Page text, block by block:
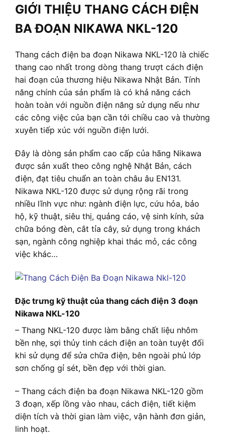
GIỚI THIỆU THANG CÁCH ĐIỆN
BA ĐOẠN NIKAWA NKL-120
Thang cách điện ba đoạn Nikawa NKL-120 là chiếc
thang cao nhất trong dòng thang trượt cách điện
hai đoạn của thương hiệu Nikawa Nhật Bản. Tính
năng chính của sản phẩm là có khả năng cách
hoàn toàn với nguồn điện năng sử dụng nếu như
các công việc của bạn cần tới chiều cao và thường
xuyên tiếp xúc với nguồn điện lưới.
Đây là dòng sản phẩm cao cấp của hãng Nikawa
được sản xuất theo công nghệ Nhật Bản, cách
điện, đạt tiêu chuẩn an toàn châu âu EN131.
Nikawa NKL-120 được sử dụng rộng rãi trong
nhiều lĩnh vực như: ngành điện lực, cứu hỏa, bảo
hộ, kỹ thuật, siêu thị, quảng cáo, vệ sinh kính, sửa
chữa bóng đèn, cắt tỉa cây, sử dụng trong khách
sạn, ngành công nghiệp khai thác mỏ, các công
việc khác…
Đặc trưng kỹ thuật của thang cách điện 3 đoạn
Nikawa NKL-120
– Thang NKL-120 được làm bằng chất liệu nhôm
bền nhẹ, sợi thủy tinh cách điện an toàn tuyệt đối
khi sử dụng để sửa chữa điện, bên ngoài phủ lớp
sơn chống gỉ sét, bền đẹp với thời gian.
– Thang cách điện ba đoạn Nikawa NKL-120 gồm
3 đoạn, xếp lồng vào nhau, cách điện, tiết kiệm
diện tích và thời gian làm việc, vận hành đơn giản,
linh hoạt.